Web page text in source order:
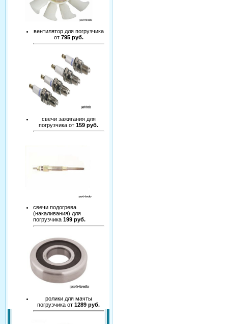
вентилятор для погрузчика
от 795 руб.
свечи зажигания для
погрузчика от159 руб.
свечи подогрева
(накаливания) для
погрузчика 199 руб.
ролики для мачты
погрузчика от1289 руб.